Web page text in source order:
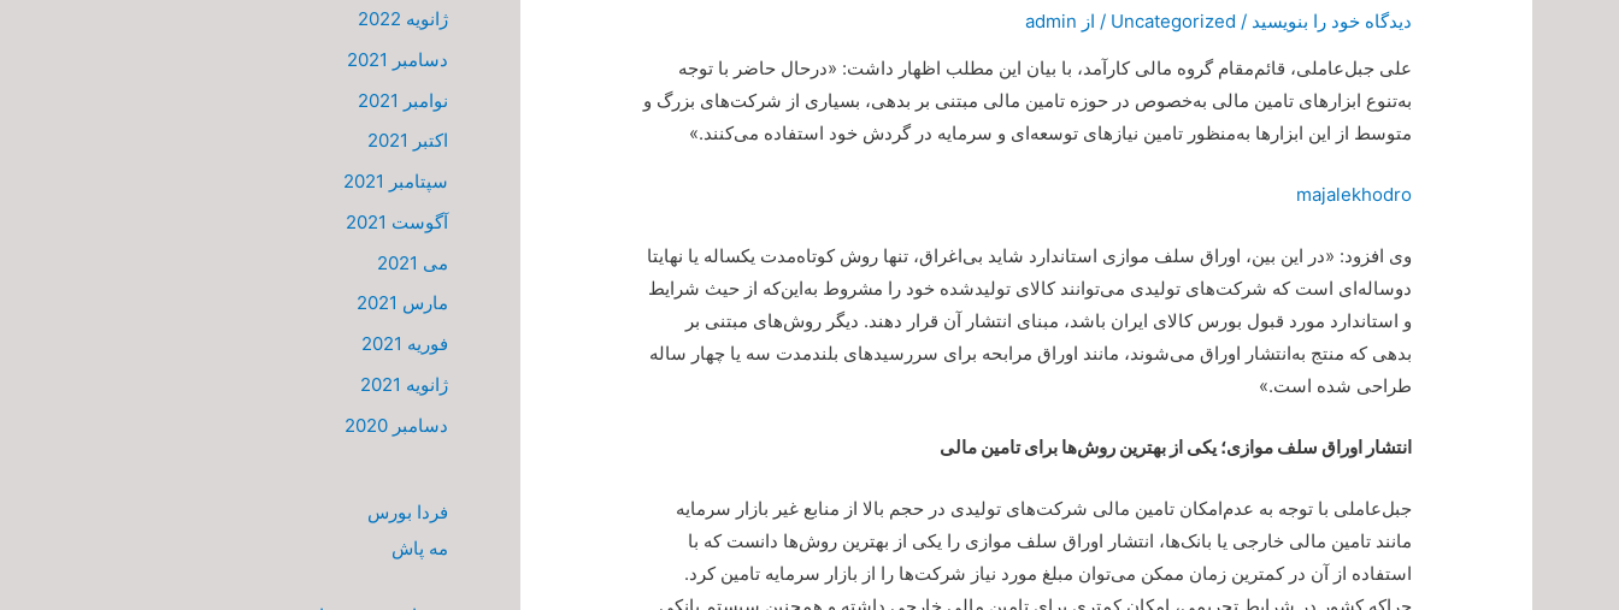
دیدگاه‌ خود را بنویسید /
Uncategorized / از admin
علی جبل‌عاملی، قائم‌مقام گروه مالی کارآمد، با بیان این مطلب اظهار داشت: «درحال ‌حاضر با توجه
به‌تنوع ابزارهای تامین مالی به‌خصوص در حوزه تامین مالی مبتنی بر بدهی، بسیاری از شرکت‌های بزرگ و
متوسط از این ابزارها به‌منظور تامین نیازهای توسعه‌ای و سرمایه در گردش خود استفاده می‌کنند.»
majalekhodro
وی افزود: «در این بین، اوراق سلف موازی استاندارد شاید بی‌اغراق، تنها روش کوتاه‌مدت یکساله یا نهایتا
دوساله‌ای است که شرکت‌های تولیدی می‌توانند کالای تولیدشده خود را مشروط به‌این‌که از حیث شرایط
و استاندارد مورد قبول بورس کالای ایران باشد، مبنای انتشار آن قرار دهند. دیگر روش‌های مبتنی بر
بدهی که منتج به‌انتشار اوراق می‌شوند، مانند اوراق مرابحه برای سررسیدهای بلندمدت سه یا چهار ساله
طراحی شده است.»
انتشار اوراق سلف موازی؛ یکی از بهترین روش‌ها برای تامین مالی
جبل‌عاملی با توجه به عدم‌امکان تامین مالی شرکت‌های تولیدی در حجم بالا از منابع غیر بازار سرمایه
مانند تامین مالی خارجی یا بانک‌ها، انتشار اوراق سلف موازی را یکی از بهترین روش‌ها دانست که با
استفاده از آن در کمترین زمان ممکن می‌توان مبلغ مورد نیاز شرکت‌ها را از بازار سرمایه تامین کرد.
ژانویه 2022
دسامبر 2021
نوامبر 2021
اکتبر 2021
سپتامبر 2021
آگوست 2021
می 2021
مارس 2021
فوریه 2021
ژانویه 2021
دسامبر 2020
فردا بورس
مه پاش